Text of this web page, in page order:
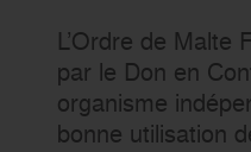
L’Ordre de Malte
par le Don en
organisme
bonne utilisation